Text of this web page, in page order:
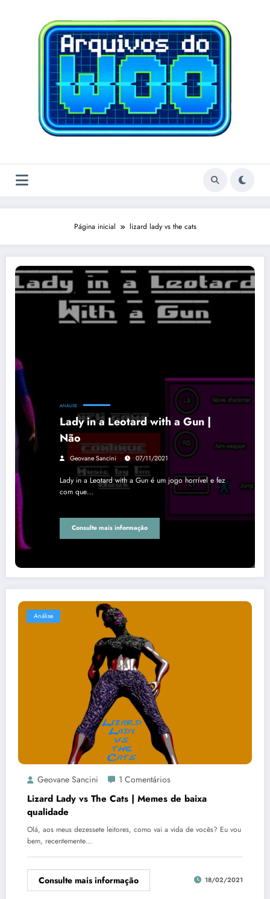
Página inicial lizard lady vs the cats
ANÁLISE
Lady in a Leotard with a Gun |
Não
Geovane Sancini 07/11/2021
Lady in a Leotard with a Gun é um jogo horrível e fez
com que…
Consulte mais informação
Análise
Geovane Sancini 1 Comentários
Lizard Lady vs The Cats | Memes de baixa
qualidade
Olá, aos meus dezessete leitores, como vai a vida de vocês? Eu vou
bem, recentemente…
Consulte mais informação 18/02/2021